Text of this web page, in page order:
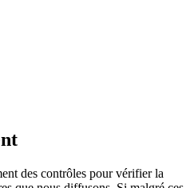
des contrôles pour vérifier la